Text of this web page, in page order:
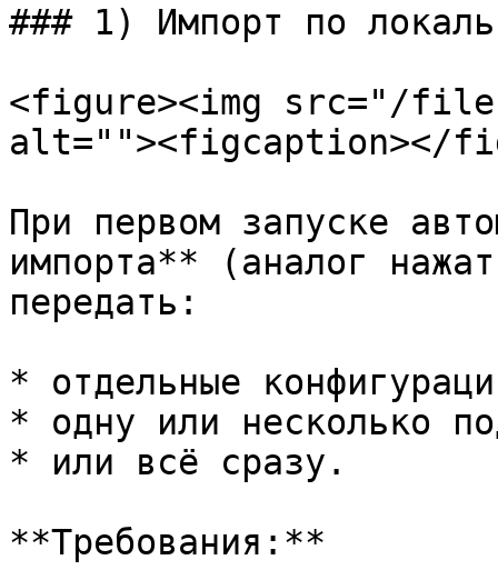
### 1) Импорт по
<figure><img src="/files/
alt=""><figcaption></
При первом запуске
импорта** (аналог
передать:
* отдельные
* одну или несколько
* или всё сразу.
**Требования:**